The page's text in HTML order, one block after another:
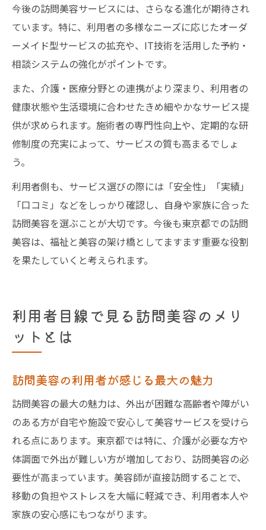
今後の訪問美容サービスには、さらなる進化が期待され
ています。特に、利用者の多様なニーズに応じたオーダ
ーメイド型サービスの拡充や、IT技術を活用した予約・
相談システムの強化がポイントです。
また、介護・医療分野との連携がより深まり、利用者の
健康状態や生活環境に合わせたきめ細やかなサービス提
供が求められます。施術者の専門性向上や、定期的な研
修制度の充実によって、サービスの質も高まるでしょ
う。
利用者側も、サービス選びの際には「安全性」「実績」
「口コミ」などをしっかり確認し、自身や家族に合った
訪問美容を選ぶことが大切です。今後も東京都での訪問
美容は、福祉と美容の架け橋としてますます重要な役割
を果たしていくと考えられます。
利用者目線で見る訪問美容のメリ
ットとは
訪問美容の利用者が感じる最大の魅力
訪問美容の最大の魅力は、外出が困難な高齢者や障がい
のある方が自宅や施設で安心して美容サービスを受けら
れる点にあります。東京都では特に、介護が必要な方や
体調面で外出が難しい方が増加しており、訪問美容の必
要性が高まっています。美容師が直接訪問することで、
移動の負担やストレスを大幅に軽減でき、利用者本人や
家族の安心感にもつながります。